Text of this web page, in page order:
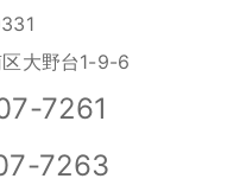
大野台1-9-6
7261
7263